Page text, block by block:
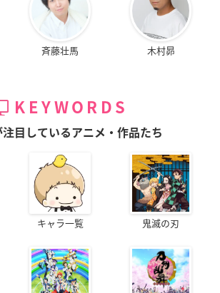
斉藤壮馬 木村昴
KEYWORDS
注目しているアニメ・作品たち
キャラ一覧 鬼滅の刃